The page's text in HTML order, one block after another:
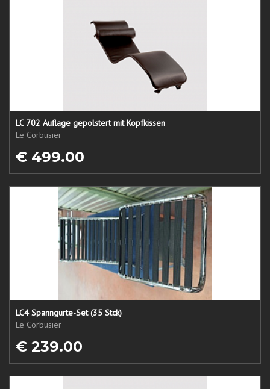
LC 702 Auflage gepolstert mit Kopfkissen
Le Corbusier
€ 499.00
LC4 Spanngurte-Set (35 Stck)
Le Corbusier
€ 239.00